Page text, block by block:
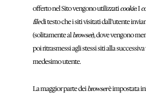
offerto nel Sito vengono utilizzaticookie. I
filedi testo che i siti visitati dall’utente
(solitamente albrowser), dove vengono
poi ritrasmessi agli stessi siti alla
medesimo utente.
La maggior parte deibrowserè impostata